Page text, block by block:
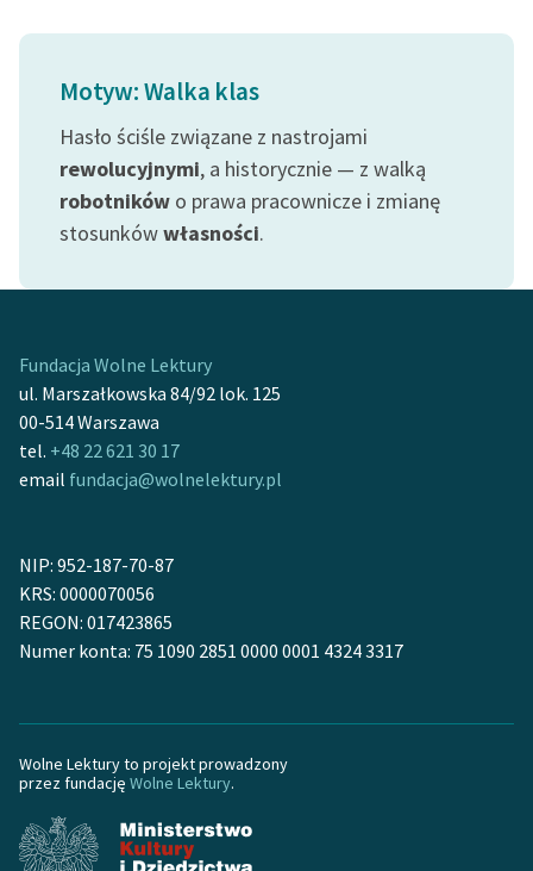
Motyw: Walka klas
Hasło ściśle związane z nastrojami
rewolucyjnymi, a historycznie — z walką
robotników o prawa pracownicze i zmianę
stosunkówwłasności.
Fundacja Wolne Lektury
ul. Marszałkowska 84/92 lok. 125
00-514 Warszawa
tel. +48 22 621 30 17
email fundacja@wolnelektury.pl
NIP: 952-187-70-87
KRS: 0000070056
REGON: 017423865
Numer konta: 75 1090 2851 0000 0001 4324 3317
Wolne Lektury to projekt prowadzony
przez fundację Wolne Lektury.